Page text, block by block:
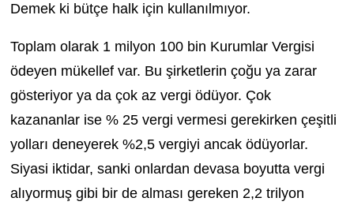
Demek ki bütçe halk için kullanılmıyor.
Toplam olarak 1 milyon 100 bin Kurumlar Vergisi
ödeyen mükellef var. Bu şirketlerin çoğu ya zarar
gösteriyor ya da çok az vergi ödüyor. Çok
kazananlar ise % 25 vergi vermesi gerekirken çeşitli
yolları deneyerek %2,5 vergiyi ancak ödüyorlar.
Siyasi iktidar, sanki onlardan devasa boyutta vergi
alıyormuş gibi bir de alması gereken 2,2 trilyon